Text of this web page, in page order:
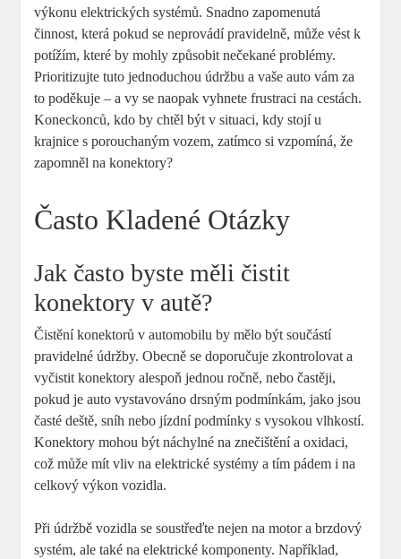
výkonu elektrických systémů. Snadno zapomenutá
činnost, která pokud se neprovádí pravidelně, může vést k
potížím, které by mohly způsobit nečekané problémy.
Prioritizujte tuto jednoduchou údržbu a vaše auto vám za
to poděkuje – a vy se naopak vyhnete frustraci na cestách.
Koneckonců, kdo by chtěl být v situaci, kdy stojí u
krajnice s porouchaným vozem, zatímco si vzpomíná, že
zapomněl na konektory?
Často Kladené Otázky
Jak často byste měli čistit
konektory v autě?
Čistění konektorů v automobilu by mělo být součástí
pravidelné údržby. Obecně se doporučuje zkontrolovat a
vyčistit konektory alespoň jednou ročně, nebo častěji,
pokud je auto vystavováno drsným podmínkám, jako jsou
časté deště, sníh nebo jízdní podmínky s vysokou vlhkostí.
Konektory mohou být náchylné na znečištění a oxidaci,
což může mít vliv na elektrické systémy a tím pádem i na
celkový výkon vozidla.
Při údržbě vozidla se soustřeďte nejen na motor a brzdový
systém, ale také na elektrické komponenty. Například,